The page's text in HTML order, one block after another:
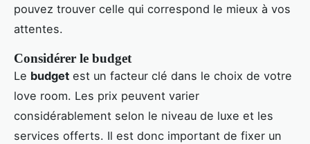
pouvez trouver celle qui correspond le mieux à vos
attentes.
Considérer le budget
Le budget est un facteur clé dans le choix de votre
love room. Les prix peuvent varier
considérablement selon le niveau de luxe et les
services offerts. Il est donc important de fixer un